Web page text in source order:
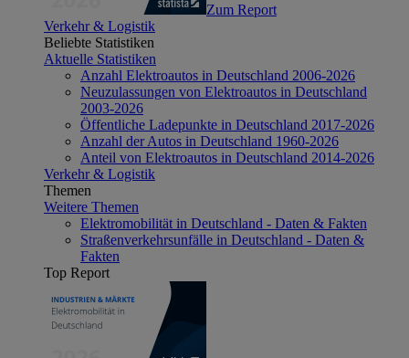
Zum Report
Verkehr & Logistik
Beliebte Statistiken
Aktuelle Statistiken
Anzahl Elektroautos in Deutschland 2006-2026
Neuzulassungen von Elektroautos in Deutschland
2003-2026
Öffentliche Ladepunkte in Deutschland 2017-2026
Anzahl der Autos in Deutschland 1960-2026
Anteil von Elektroautos in Deutschland 2014-2026
Verkehr & Logistik
Themen
Weitere Themen
Elektromobilität in Deutschland - Daten & Fakten
Straßenverkehrsunfälle in Deutschland - Daten &
Fakten
Top Report